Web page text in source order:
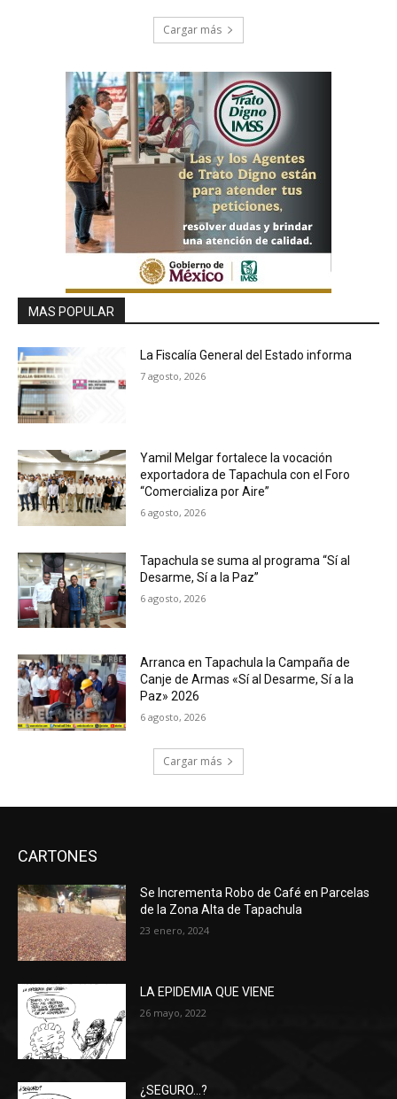
Cargar más
MAS POPULAR
La Fiscalía General del Estado informa
7 agosto, 2026
Yamil Melgar fortalece la vocación
exportadora de Tapachula con el Foro
“Comercializa por Aire”
6 agosto, 2026
Tapachula se suma al programa “Sí al
Desarme, Sí a la Paz”
6 agosto, 2026
Arranca en Tapachula la Campaña de
Canje de Armas «Sí al Desarme, Sí a la
Paz» 2026
6 agosto, 2026
Cargar más
CARTONES
Se Incrementa Robo de Café en Parcelas
de la Zona Alta de Tapachula
23 enero, 2024
LA EPIDEMIA QUE VIENE
26 mayo, 2022
¿SEGURO…?